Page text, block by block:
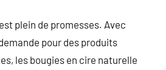
plein de promesses. Avec
pour des produits
les bougies en cire naturelle